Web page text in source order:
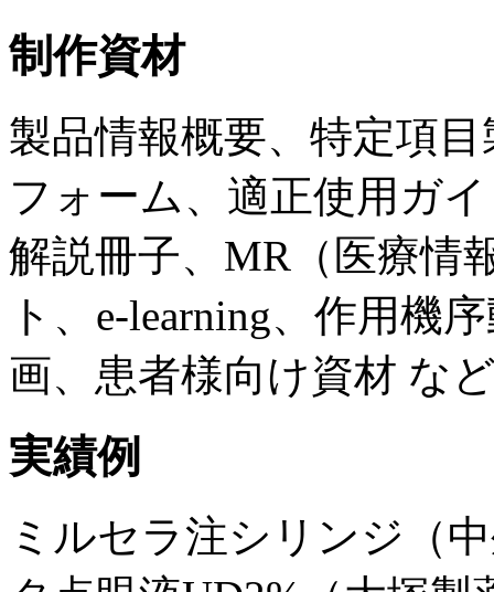
制作資材
製品情報概要、特定項
フォーム、適正使用ガ
解説冊子、MR（医療情
ト、e-learning、作用機
画、患者様向け資材 な
実績例
ミルセラ注シリンジ（